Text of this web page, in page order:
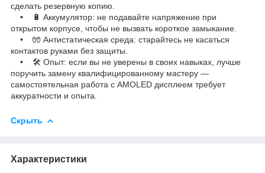
сделать резервную копию.
• 🔋 Аккумулятор: не подавайте напряжение при
открытом корпусе, чтобы не вызвать короткое замыкание.
• 🧤 Антистатическая среда: старайтесь не касаться
контактов руками без защиты.
• 🛠️ Опыт: если вы не уверены в своих навыках, лучше
поручить замену квалифицированному мастеру —
самостоятельная работа с AMOLED дисплеем требует
аккуратности и опыта.
Скрыть
Характеристики